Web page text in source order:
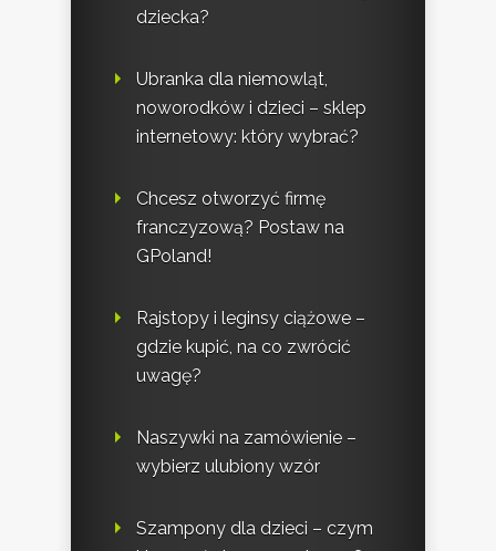
dziecka?
Ubranka dla niemowląt,
noworodków i dzieci – sklep
internetowy: który wybrać?
Chcesz otworzyć firmę
franczyzową? Postaw na
GPoland!
Rajstopy i leginsy ciążowe –
gdzie kupić, na co zwrócić
uwagę?
Naszywki na zamówienie –
wybierz ulubiony wzór
Szampony dla dzieci – czym